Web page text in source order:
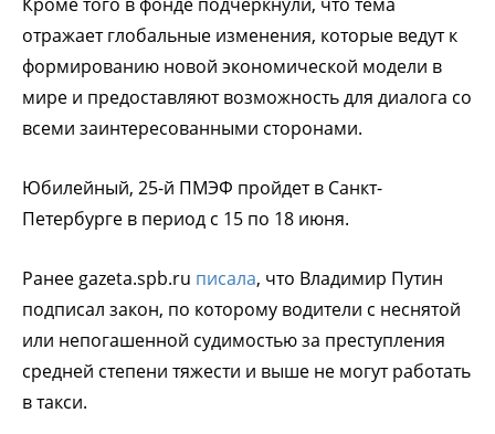
отражает глобальные изменения, которые ведут к
формированию новой экономической модели в
мире и предоставляют возможность для диалога со
всеми заинтересованными сторонами.
Юбилейный, 25-й ПМЭФ пройдет в Санкт-
Петербурге в период с 15 по 18 июня.
Ранее gazeta.spb.ru писала, что Владимир Путин
подписал закон, по которому водители с неснятой
или непогашенной судимостью за преступления
средней степени тяжести и выше не могут работать
в такси.